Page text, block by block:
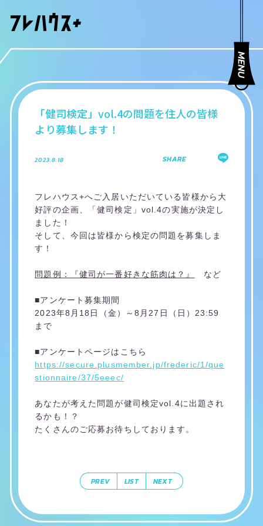
「健司検定」vol.4の問題を住人の皆様
より募集します！
2023.8.18 SHARE
フレハウス+へご入居いただいている皆様から大
好評の企画、「健司検定」vol.4の実施が決定し
ました！
そして、今回は皆様から検定の問題を募集しま
す！
問題例：『健司が一番好きな筋肉は？』 など
■アンケート募集期間
2023年8月18日（金）～8月27日（日）23:59
まで
■アンケートページはこちら
https://secure.plusmember.jp/frederic/1/que
stionnaire/37/5eeec/
あなたが考えた問題が健司検定vol.4に出題され
るかも！？
たくさんのご応募お待ちしております。
PREV LIST NEXT